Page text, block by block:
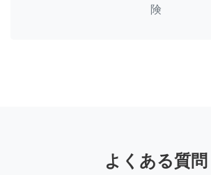
険
よくある質問